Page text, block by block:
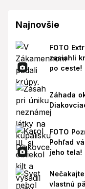
Najnovšie
FOTO
zasiahli
po ceste!
Záhada
FOTO
Pohľad
jeho tela!
vlastnú